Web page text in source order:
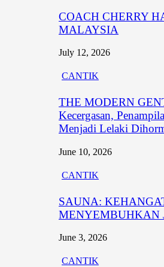
COACH CHERRY
MALAYSIA
July 12, 2026
CANTIK
THE MODERN
Kecergasan,
Menjadi Lelaki
June 10, 2026
CANTIK
SAUNA:
MENYEMBUHKAN
June 3, 2026
CANTIK